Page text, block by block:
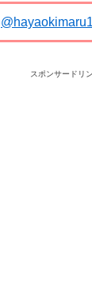
@hayaokimaru1
スポンサードリ